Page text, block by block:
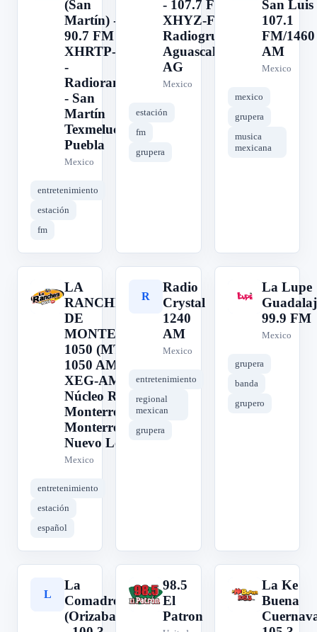
(San
Martín) -
90.7 FM -
XHRTP-FM
-
Radiorama
- San
Martín
Texmelucan,
Puebla
Mexico
entretenimiento
estación
fm
- 107.7 FM -
XHYZ-FM -
Radiogrupo -
Aguascalientes,
AG
Mexico
estación
fm
grupera
San Luis
107.1
FM/1460
AM
Mexico
mexico
grupera
musica
mexicana
L
LA
RANCHERA
DE
MONTERREY
1050 (MTY) -
1050 AM -
XEG-AM -
Núcleo Radio
Monterrey -
Monterrey,
Nuevo León
Mexico
entretenimiento
estación
español
R
Radio
Crystal
1240
AM
Mexico
entretenimiento
regional
mexican
grupera
L
La Lupe
99.9 FM
Mexico
grupera
banda
grupero
L
La
Comadre
(Orizaba)
9
98.5
El
Patron
L
La Ke
Buena